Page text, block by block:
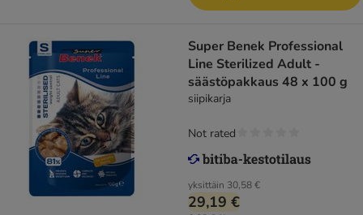
Super Benek Professional
Line Sterilized Adult -
säästöpakkaus 48 x 100 g
siipikarja
yksittäin 30,58 €
29,19 €
Not rated